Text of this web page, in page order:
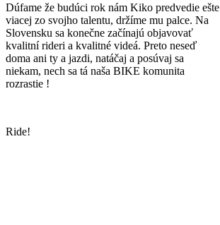
Dúfame že budúci rok nám Kiko predvedie ešte
viacej zo svojho talentu, držíme mu palce. Na
Slovensku sa konečne začínajú objavovať
kvalitní rideri a kvalitné videá. Preto neseď
doma ani ty a jazdi, natáčaj a posúvaj sa
niekam, nech sa tá naša BIKE komunita
rozrastie !
Ride!